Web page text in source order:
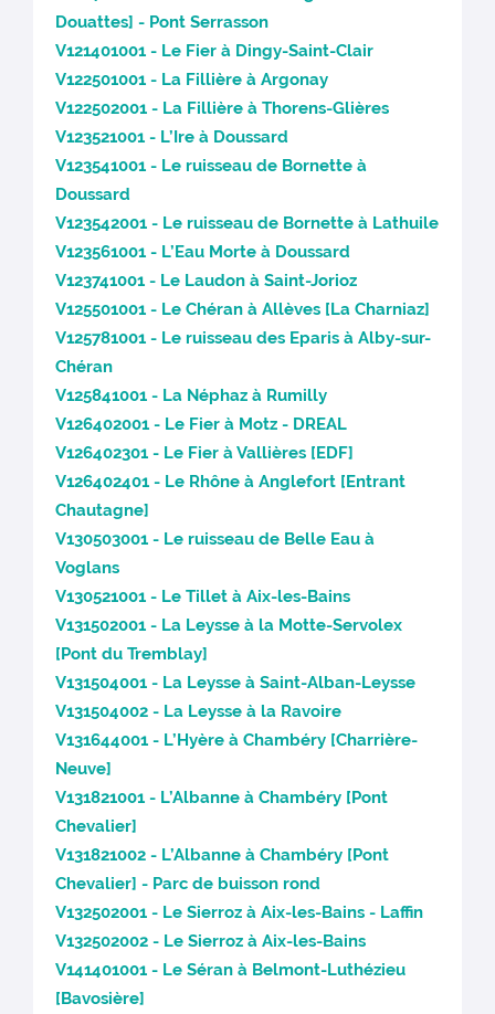
Douattes] - Pont Serrasson
V121401001 - Le Fier à Dingy-Saint-Clair
V122501001 - La Fillière à Argonay
V122502001 - La Fillière à Thorens-Glières
V123521001 - L’Ire à Doussard
V123541001 - Le ruisseau de Bornette à
Doussard
V123542001 - Le ruisseau de Bornette à Lathuile
V123561001 - L’Eau Morte à Doussard
V123741001 - Le Laudon à Saint-Jorioz
V125501001 - Le Chéran à Allèves [La Charniaz]
V125781001 - Le ruisseau des Eparis à Alby-sur-
Chéran
V125841001 - La Néphaz à Rumilly
V126402001 - Le Fier à Motz - DREAL
V126402301 - Le Fier à Vallières [EDF]
V126402401 - Le Rhône à Anglefort [Entrant
Chautagne]
V130503001 - Le ruisseau de Belle Eau à
Voglans
V130521001 - Le Tillet à Aix-les-Bains
V131502001 - La Leysse à la Motte-Servolex
[Pont du Tremblay]
V131504001 - La Leysse à Saint-Alban-Leysse
V131504002 - La Leysse à la Ravoire
V131644001 - L’Hyère à Chambéry [Charrière-
Neuve]
V131821001 - L’Albanne à Chambéry [Pont
Chevalier]
V131821002 - L’Albanne à Chambéry [Pont
Chevalier] - Parc de buisson rond
V132502001 - Le Sierroz à Aix-les-Bains - Laffin
V132502002 - Le Sierroz à Aix-les-Bains
V141401001 - Le Séran à Belmont-Luthézieu
[Bavosière]